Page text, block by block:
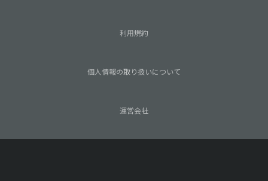
利用規約
個人情報の取り扱いについて
運営会社